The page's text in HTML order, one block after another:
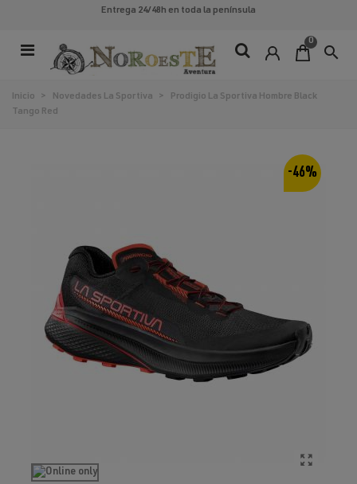
Entrega 24/48h en toda la península
0
search
Inicio > Novedades La Sportiva >
Prodigio La Sportiva Hombre Black
Tango Red
-46%